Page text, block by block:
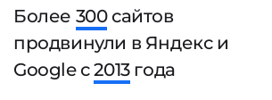
Более 300сайтов
продвинули в Яндекс и
Google с2013года